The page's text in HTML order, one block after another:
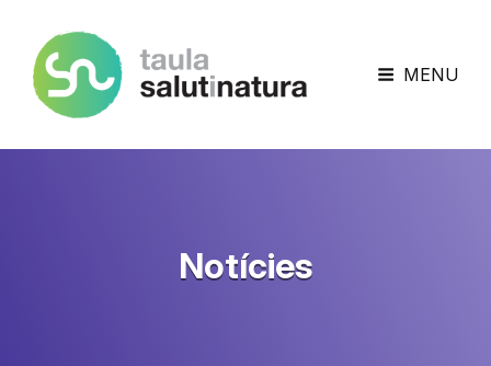
Taula Salut I Natura MENU
Notícies